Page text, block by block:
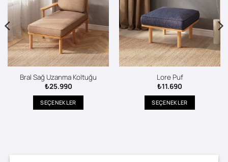
Bral Sağ Uzanma Koltuğu
₺25.990
SEÇENEKLER
Lore Puf
₺11.690
SEÇENEKLER